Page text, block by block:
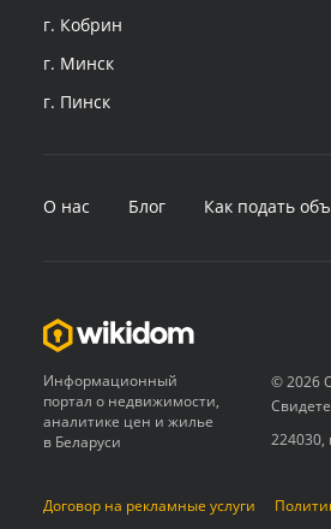
г. Кобрин
г. Минск
г. Пинск
О нас Блог Как подать
Информационный
портал о недвижимости,
аналитике цен и жилье
в Беларуси
© 2026
224030,
Договор на рекламные услуги